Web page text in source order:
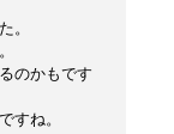
。
のかもです
すね。